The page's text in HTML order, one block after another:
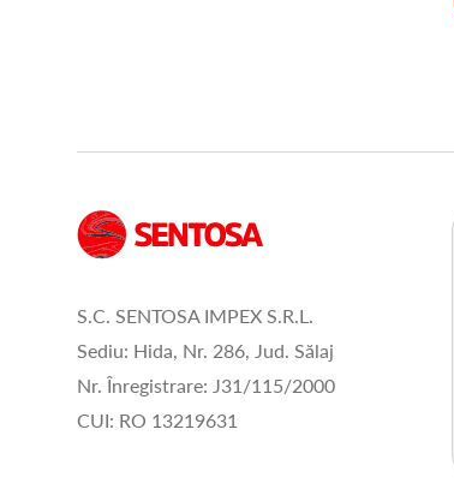
S.C. SENTOSA IMPEX S.R.L.
Sediu: Hida, Nr. 286, Jud. Sălaj
Nr. Înregistrare: J31/115/2000
CUI: RO 13219631